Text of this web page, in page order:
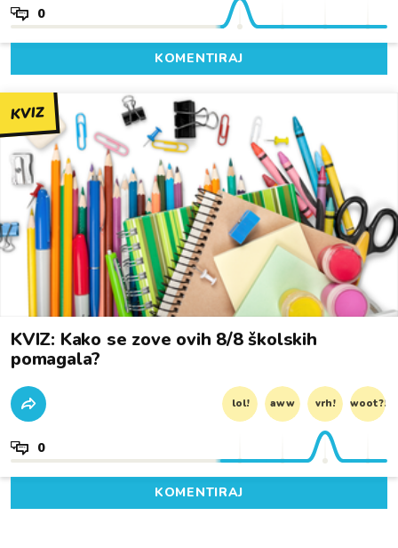
0
KOMENTIRAJ
KVIZ
KVIZ: Kako se zove ovih 8/8 školskih
pomagala?
lol! aww vrh! woot?!
0
KOMENTIRAJ